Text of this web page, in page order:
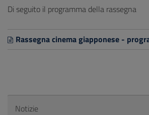
Di seguito il programma della rassegna
Rassegna cinema giapponese -
Notizie